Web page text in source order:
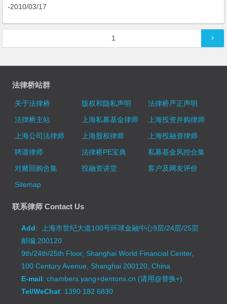
-2010/03/17
1
法律桥站群
关于法律桥 版权和隐私声明
法律桥严正声明
法律桥主站
上海私募基金律师
上海投资并购律师
上海公司法律师
上海股权律师
上海投融资律师
聘请律师
法律桥PE宝典
私募基金风控合集
对赌回购合集
投融资讲堂
客户及网友评价
Sitemap
联系律师 Contact Us
Add: 上海市世纪大道100号环球金融中心9层/24层/25层
邮编:200120
9th/24th/25th Floor, Shanghai World Financial Center,
100 Century Avenue, Shanghai 200120, China
E-mail: chambers.yang+dentons.cn (请用@替换+)
Tel/WeChat: 1390 182 6830